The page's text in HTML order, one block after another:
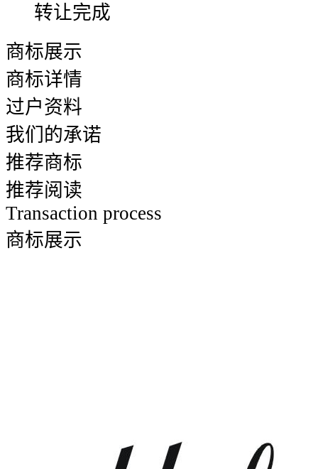
转让完成
商标展示
商标详情
过户资料
我们的承诺
推荐商标
推荐阅读
Transaction process
商标展示